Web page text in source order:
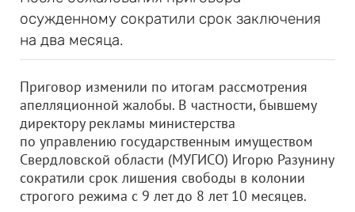
осужденному сократили срок заключения
на два месяца.
Приговор изменили по итогам рассмотрения
апелляционной жалобы. В частности, бывшему
директору рекламы министерства
по управлению государственным имуществом
Свердловской области (МУГИСО) Игорю Разунину
сократили срок лишения свободы в колонии
строгого режима с 9 лет до 8 лет 10 месяцев.